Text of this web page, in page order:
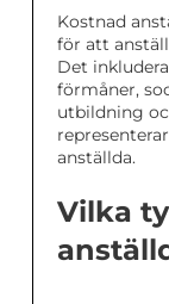
Kostnad
för att
Det
förmåner,
utbildning
anställda.
Vilka